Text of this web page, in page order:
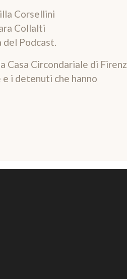
Corsellini
Collalti
del Podcast.
Casa Circondariale di
i detenuti che hanno